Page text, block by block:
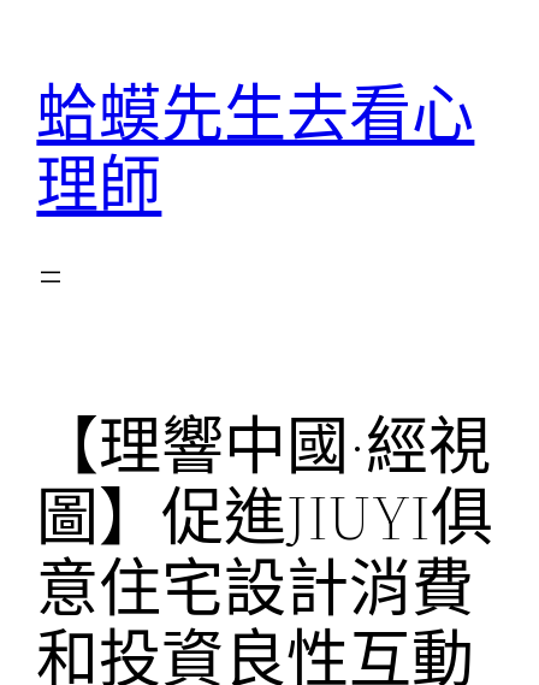
蛤蟆先生去看心
理師
【理響中國·經視
圖】促進JIUYI俱
意住宅設計消費
和投資良性互動